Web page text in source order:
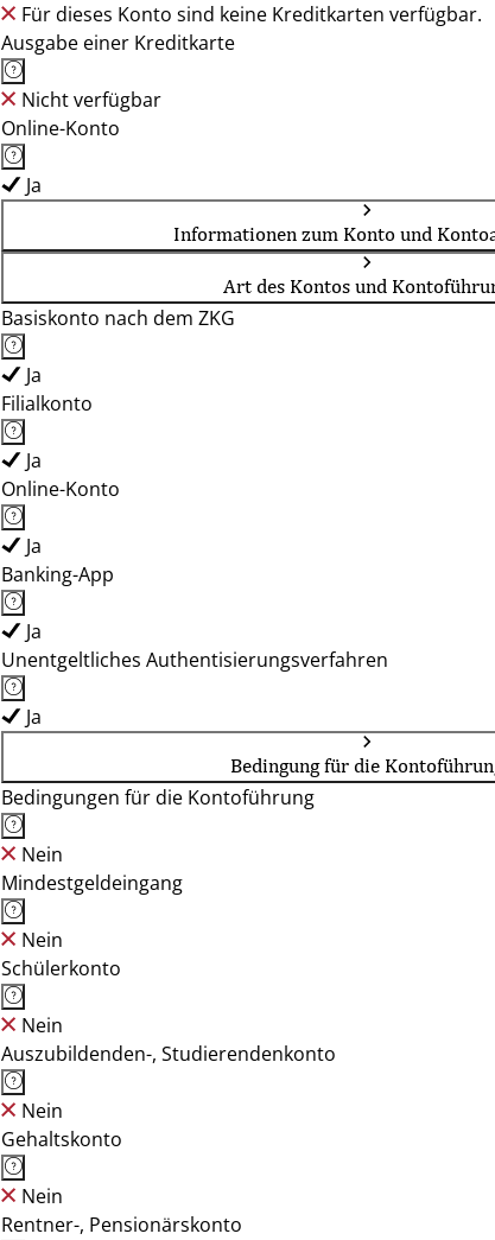
Für dieses Konto sind keine Kreditkarten verfügbar.
Ausgabe einer Kreditkarte
Nicht verfügbar
Online-Konto
Ja
Informationen zum Konto und
Art des Kontos und
Basiskonto nach dem ZKG
Ja
Filialkonto
Ja
Online-Konto
Ja
Banking-App
Ja
Unentgeltliches Authentisierungsverfahren
Ja
Bedingung für die
Bedingungen für die Kontoführung
Nein
Mindestgeldeingang
Nein
Schülerkonto
Nein
Auszubildenden-, Studierendenkonto
Nein
Gehaltskonto
Nein
Rentner-, Pensionärskonto